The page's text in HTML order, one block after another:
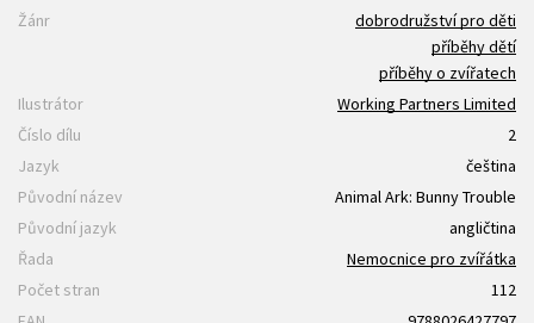
Žánr
dobrodružství pro děti
příběhy dětí
příběhy o zvířatech
Ilustrátor
Working Partners Limited
Číslo dílu
2
Jazyk
čeština
Původní název
Animal Ark: Bunny Trouble
Původní jazyk
angličtina
Řada
Nemocnice pro zvířátka
Počet stran
112